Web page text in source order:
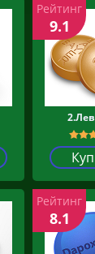
Рейтинг
9.1
Рейтинг
8.1